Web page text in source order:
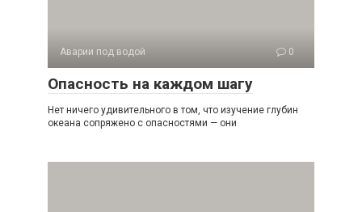
Аварии под водой 0
Опасность на каждом шагу
Нет ничего удивительного в том, что изучение глубин
океана сопряжено с опасностями — они